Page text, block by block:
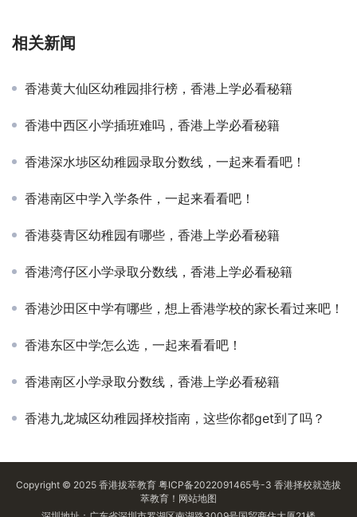
相关新闻
香港黄大仙区幼稚园排行榜，香港上学必看秘籍
香港中西区小学插班难吗，香港上学必看秘籍
香港深水埗区幼稚园录取分数线，一起来看看吧！
香港南区中学入学条件，一起来看看吧！
香港葵青区幼稚园有哪些，香港上学必看秘籍
香港湾仔区小学录取分数线，香港上学必看秘籍
香港沙田区中学有哪些，想上香港学校的家长看过来吧！
香港东区中学怎么选，一起来看看吧！
香港南区小学录取分数线，香港上学必看秘籍
香港九龙城区幼稚园择校指南，这些你都get到了吗？
Copyright © 2025 香港拔萃教育 粤ICP备2022091465号-3 香港择校就选拔
萃教育！ 网站地图